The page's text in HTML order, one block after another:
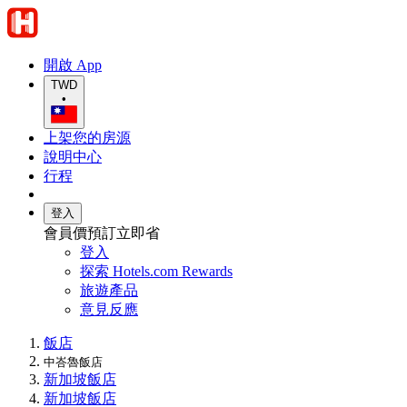
開啟 App
TWD
•
上架您的房源
說明中心
行程
登入
會員價預訂立即省
登入
探索 Hotels.com Rewards
旅遊產品
意見反應
飯店
中峇魯飯店
新加坡飯店
新加坡飯店